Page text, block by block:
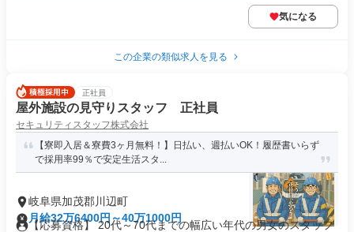
気になる
この企業の類似求人を見る
正社員
屋外施設の見守りスタッフ 正社員
セキュリティスタッフ株式会社
【寮即入居＆寮費3ヶ月無料！】日払い、週払いOK！履歴書いらず
で採用率99％で安定生活スタ...
岐阜県加茂郡川辺町
月給32万6400円～40万1000円
【応募資格】 20代～70代までの幅広い年代の男女のスタッフ